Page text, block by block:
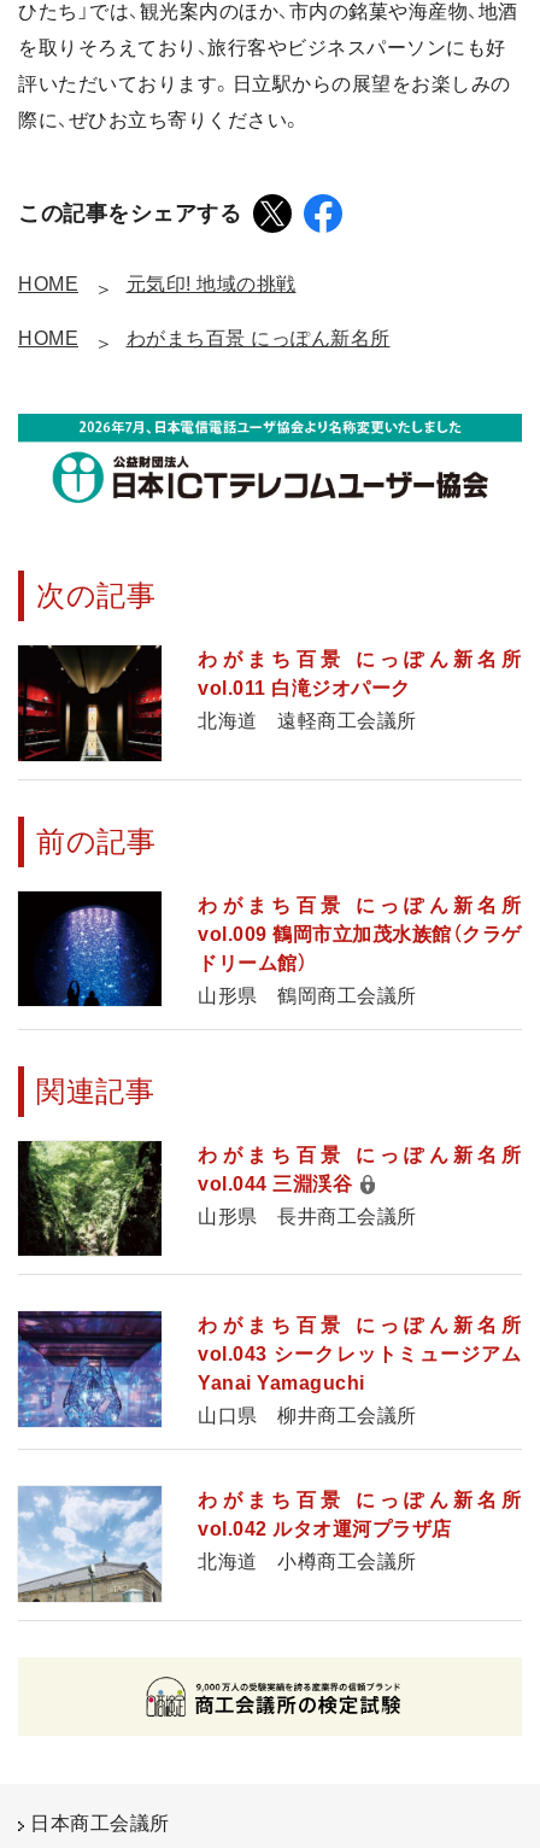
ひたち」では、観光案内のほか、市内の銘菓や海産物、地酒
を取りそろえており、旅行客やビジネスパーソンにも好
評いただいております。日立駅からの展望をお楽しみの
際に、ぜひお立ち寄りください。
この記事をシェアする
HOME 元気印! 地域の挑戦
HOME わがまち百景 にっぽん新名所
次の記事
わがまち百景 にっぽん新名所
vol.011 白滝ジオパーク
北海道 遠軽商工会議所
前の記事
わがまち百景 にっぽん新名所
vol.009 鶴岡市立加茂水族館（クラゲ
ドリーム館）
山形県 鶴岡商工会議所
関連記事
わがまち百景 にっぽん新名所
vol.044 三淵渓谷
山形県 長井商工会議所
わがまち百景 にっぽん新名所
vol.043 シークレットミュージアム
Yanai Yamaguchi
山口県 柳井商工会議所
わがまち百景 にっぽん新名所
vol.042 ルタオ運河プラザ店
北海道 小樽商工会議所
日本商工会議所